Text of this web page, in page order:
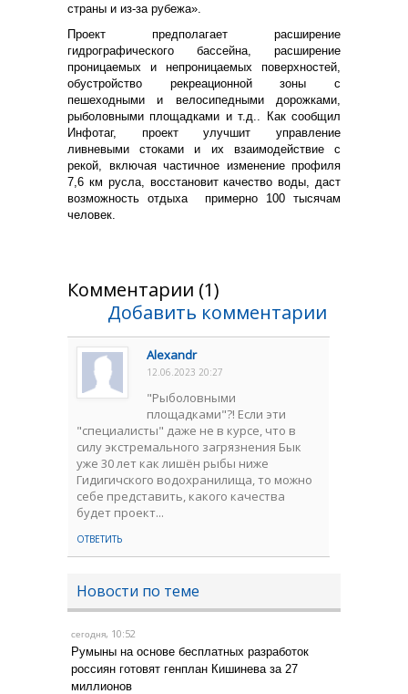
страны и из-за рубежа».
Проект предполагает расширение
гидрографического бассейна, расширение
проницаемых и непроницаемых поверхностей,
обустройство рекреационной зоны с
пешеходными и велосипедными дорожками,
рыболовными площадками и т.д.. Как сообщил
Инфотаг, проект улучшит управление
ливневыми стоками и их взаимодействие с
рекой, включая частичное изменение профиля
7,6 км русла, восстановит качество воды, даст
возможность отдыха примерно 100 тысячам
человек.
Комментарии (1)
Добавить комментарии
Alexandr
12.06.2023 20:27
"Рыболовными
площадками"?! Если эти
"специалисты" даже не в курсе, что в
силу экстремального загрязнения Бык
уже 30 лет как лишён рыбы ниже
Гидигичского водохранилища, то можно
себе представить, какого качества
будет проект...
ОТВЕТИТЬ
Новости по теме
сегодня, 10:52
Румыны на основе бесплатных разработок
россиян готовят генплан Кишинева за 27
миллионов